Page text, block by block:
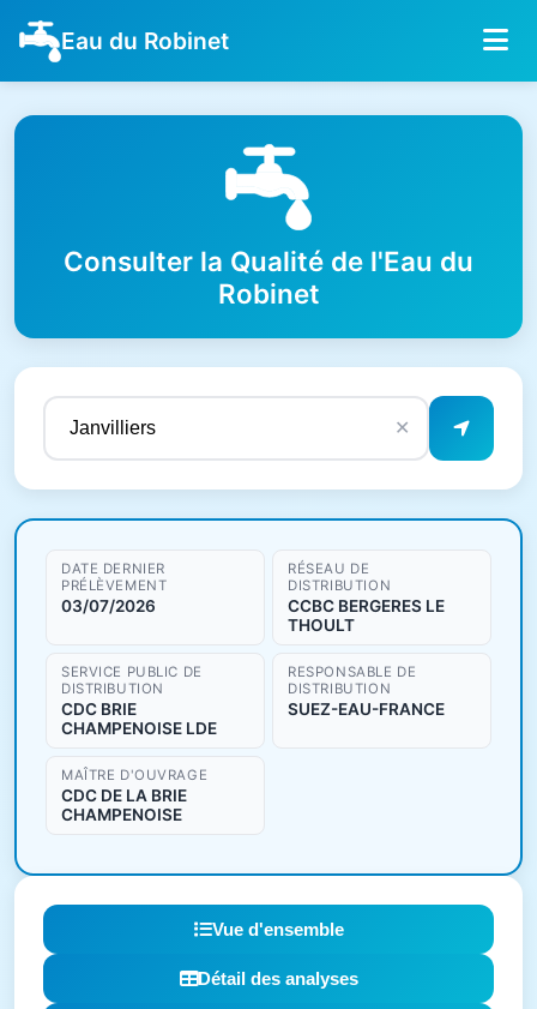
Eau du Robinet
Consulter la Qualité de l'Eau du
Robinet
✕
Résultats de qualité de l'eau
DATE DERNIER
PRÉLÈVEMENT
03/07/2026
RÉSEAU DE
DISTRIBUTION
CCBC BERGERES LE
THOULT
SERVICE PUBLIC DE
DISTRIBUTION
CDC BRIE
CHAMPENOISE LDE
RESPONSABLE DE
DISTRIBUTION
SUEZ-EAU-FRANCE
MAÎTRE D'OUVRAGE
CDC DE LA BRIE
CHAMPENOISE
Vue d'ensemble
Détail des analyses